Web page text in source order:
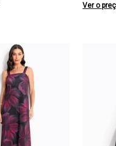
Ver o